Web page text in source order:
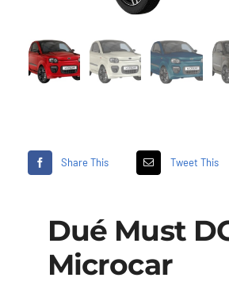
Share This Tweet This
Dué Must
Microcar